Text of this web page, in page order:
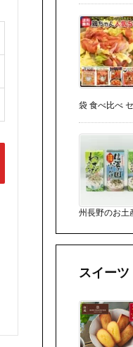
袋 食べ比べ
州長野のお土
スイーツ